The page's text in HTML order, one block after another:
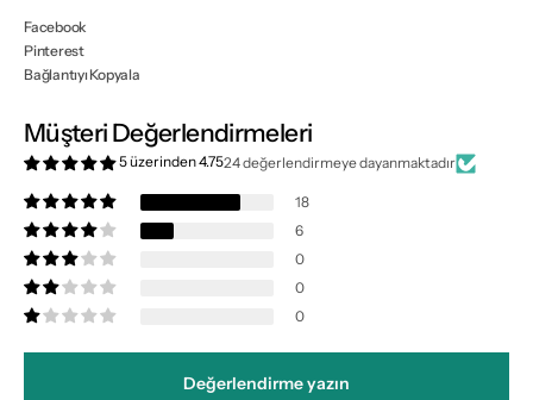
Facebook
Pinterest
Bağlantıyı Kopyala
Müşteri Değerlendirmeleri
5 üzerinden 4.7524 değerlendirmeye dayanmaktadır
18
6
0
0
0
Değerlendirme yazın